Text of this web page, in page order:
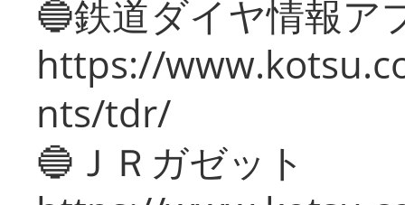
🔵鉄道ダイヤ情報ア
https://
nts/tdr/
🔵ＪＲガゼット